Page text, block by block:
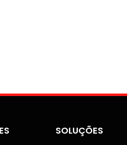
SOLUÇÕES